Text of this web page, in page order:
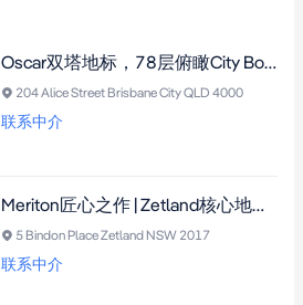
Oscar双塔地标，78层俯瞰City Botanic Gardens与Brisbane River，尊享永久景观，奢装公寓，核心区位，已动工，2029分期交付。
204 Alice Street Brisbane City QLD 4000
联系中介
Meriton匠心之作 | Zetland核心地段21层景观公寓，永不被遮挡360°景观，4分钟直达CBD，1房-3房火热销售中
5 Bindon Place Zetland NSW 2017
联系中介